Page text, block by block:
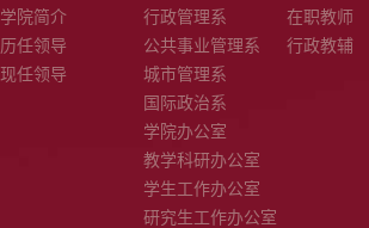
学院简介
历任领导
现任领导
行政管理系
公共事业管理系
城市管理系
国际政治系
学院办公室
教学科研办公室
学生工作办公室
研究生工作办公室
在职教师
行政教辅